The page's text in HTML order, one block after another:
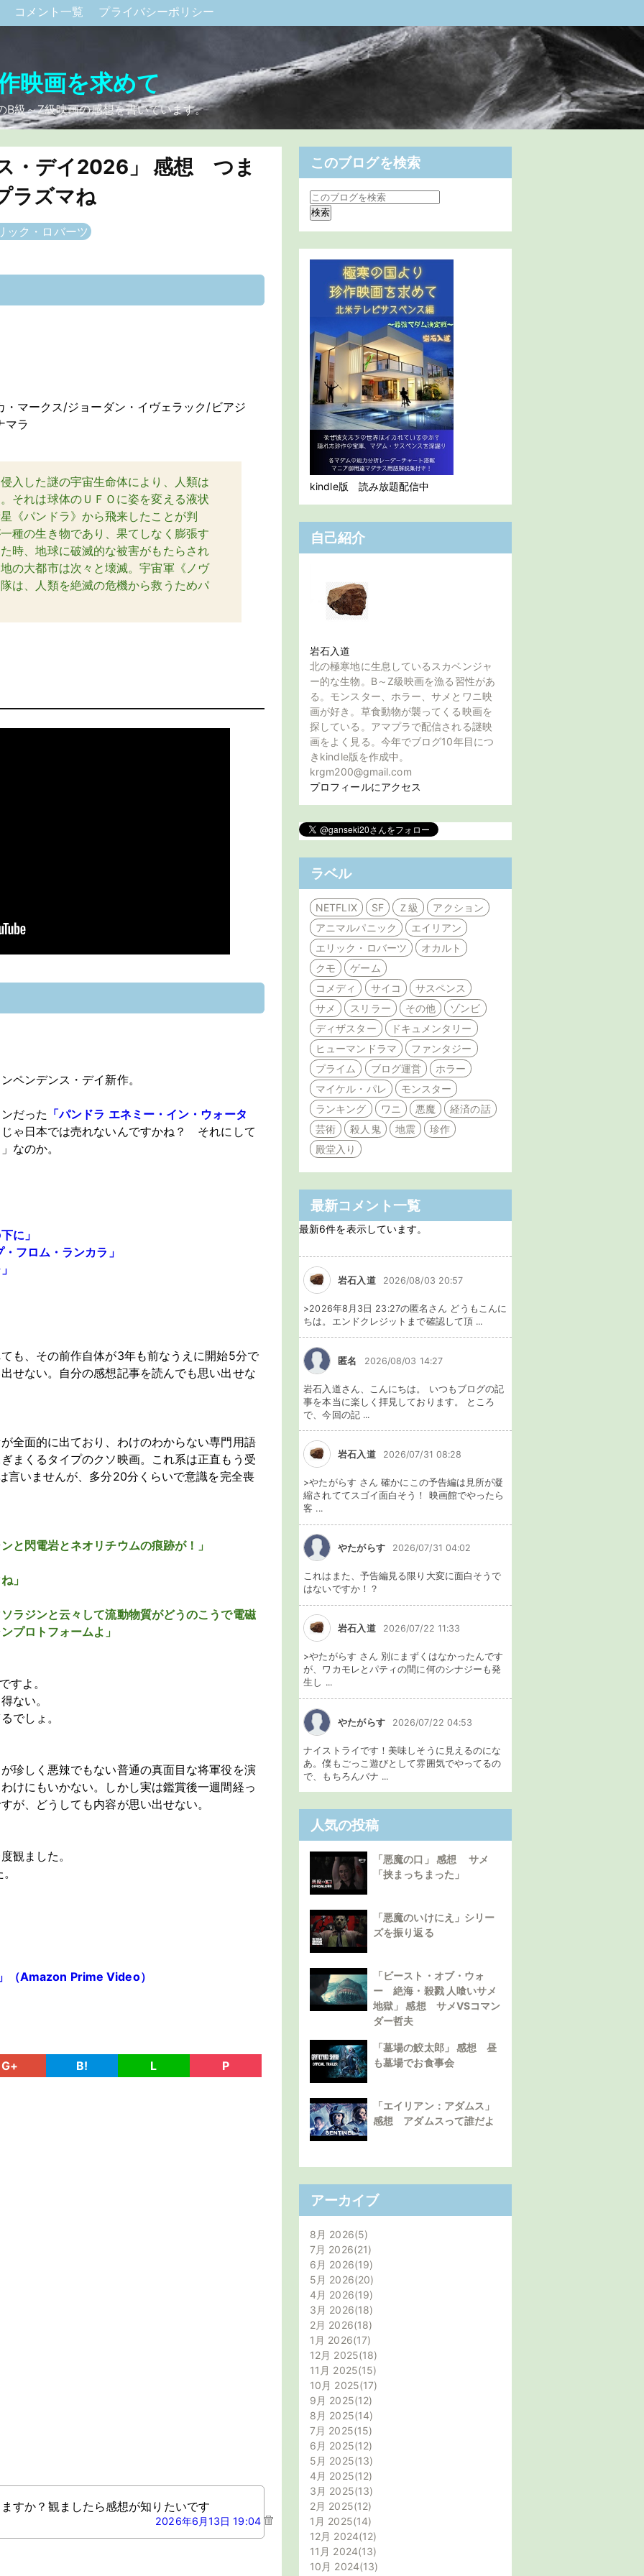
コメント一覧 プライバシーポリシー
映画を求めて
級～Z級映画の感想を書いています。
・デイ2026」 感想 つま
ラズマね
ック・ロバーツ
マークス/ジョーダン・イヴェラック/ビアジ
マラ
入した謎の宇宙生命体により、人類は
それは球体のＵＦＯに姿を変える液状
《パンドラ》から飛来したことが判
種の生き物であり、果てしなく膨張す
時、地球に破滅的な被害がもたらされ
の大都市は次々と壊滅。宇宙軍《ノヴ
は、人類を絶滅の危機から救うためパ
ペンデンス・デイ新作。
だった 「パンドラ エネミー・イン・ウォータ
ゃ日本では売れないんですかね？ それにして
なのか。
に」
フロム・ランカラ」
も、その前作自体が3年も前なうえに開始5分で
せない。自分の感想記事を読んでも思い出せな
全面的に出ており、わけのわからない専門用語
まくるタイプのクソ映画。これ系は正直もう受
言いませんが、多分20分くらいで意識を完全喪
と閃電岩とネオリチウムの痕跡が！」
」
ラジンと云々して流動物質がどうのこうで電磁
プロトフォームよ」
すよ。
ない。
でしょ。
珍しく悪辣でもない普通の真面目な将軍役を演
けにもいかない。しかし実は鑑賞後一週間経っ
が、どうしても内容が思い出せない。
観ました。
（Amazon Prime Video）
G+ B! L P
すか？観ましたら感想が知りたいです
2026年6月13日 19:04
このブログを検索
kindle版 読み放題配信中
自己紹介
岩石入道
北の極寒地に生息しているスカベンジャ
ー的な生物。B～Z級映画を漁る習性があ
る。モンスター、ホラー、サメとワニ映
画が好き。草食動物が襲ってくる映画を
探している。アマプラで配信される謎映
画をよく見る。今年でブログ10年目につ
きkindle版を作成中。
krgm200@gmail.com
プロフィールにアクセス
ラベル
NETFLIX SF Ｚ級
アクション
アニマルパニック
エイリアン
エリック・ロバーツ
オカルト
クモ
ゲーム
コメディ
サイコ
サスペンス
サメ
スリラー その他
ゾンビ
ディザスター
ドキュメンタリー
ヒューマンドラマ
ファンタジー
プライム
ブログ運営
ホラー
マイケル・パレ
モンスター
ランキング
ワニ 悪魔
経済の話
芸術
殺人鬼 地震
珍作
殿堂入り
最新コメント一覧
最新6件を表示しています。
岩石入道 2026/08/03 20:57
>2026年8月3日 23:27の匿名さん どうもこんに
ちは。エンドクレジットまで確認して頂 ...
匿名 2026/08/03 14:27
岩石入道さん、こんにちは。 いつもブログの記
事を本当に楽しく拝見しております。 ところ
で、今回の記 ...
岩石入道 2026/07/31 08:28
>やたがらす さん 確かにこの予告編は見所が凝
縮されててスゴイ面白そう！ 映画館でやったら
客 ...
やたがらす 2026/07/31 04:02
これはまた、予告編見る限り大変に面白そうで
はないですか！？
岩石入道 2026/07/22 11:33
>やたがらす さん 別にまずくはなかったんです
が、ワカモレとパティの間に何のシナジーも発
生し ...
やたがらす 2026/07/22 04:53
ナイストライです！美味しそうに見えるのにな
あ。僕もごっこ遊びとして雰囲気でやってるの
で、もちろんバナ ...
人気の投稿
「悪魔の口」 感想 サメ
「挟まっちまった」
「悪魔のいけにえ」シリー
ズを振り返る
「ビースト・オブ・ウォ
ー 絶海・殺戮 人喰いサメ
地獄」 感想 サメVSコマン
ダー哲夫
「墓場の鮫太郎」 感想 昼
も墓場でお食事会
「エイリアン：アダムス」
感想 アダムスって誰だよ
アーカイブ
8月 2026 5
7月 2026 21
6月 2026 19
5月 2026 20
4月 2026 19
3月 2026 18
2月 2026 18
1月 2026 17
12月 2025 18
11月 2025 15
10月 2025 17
9月 2025 12
8月 2025 14
7月 2025 15
6月 2025 12
5月 2025 13
4月 2025 12
3月 2025 13
2月 2025 12
1月 2025 14
12月 2024 12
11月 2024 13
10月 2024 13